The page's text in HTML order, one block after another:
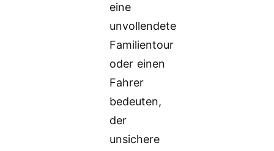
eine
unvollendete
Familientour
oder einen
Fahrer
bedeuten,
der
unsichere